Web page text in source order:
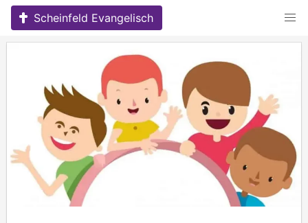
Skip
content
Scheinfeld Evangelisch